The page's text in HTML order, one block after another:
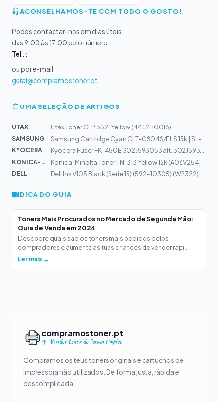
ACONSELHAMOS-TE COM TODO O GOSTO!
Podes contactar-nos em dias úteis
das 9:00 às 17:00 pelo número:
Tel.:
ou por e-mail:
geral@compramostoner.pt
UMA SELEÇÃO DE ARTIGOS
UTAX
Utax Toner CLP 3521 Yellow (4452110016)
SAMSUNG
KYOCERA
KONICA-MIN...
Konica-Minolta Toner TN-313 Yellow 12k (A06V254)
DELL
Dell Ink V105 Black (Serie 15) (592-10305) (WP322)
DICA DO GUIA
Toners Mais Procurados no Mercado de Segunda Mão:
Guia de Venda em 2024
Descobre quais são os toners mais pedidos pelos
compradores e aumenta as tuas chances de vender rapi...
Ler mais →
compramostoner.pt
Vender toner de forma simples
Compramos os teus toners originais e cartuchos de
impressora não utilizados. De forma justa, rápida e
descomplicada.